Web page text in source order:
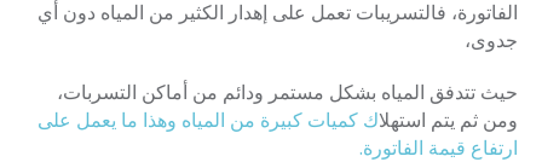
الفاتورة، فالتسريبات تعمل على إهدار الكثير من المياه دون أي
جدوى،
حيث تتدفق المياه بشكل مستمر ودائم من أماكن التسربات،
ومن ثم يتم استهلاك كميات كبيرة من المياه وهذا ما يعمل على
ارتفاع قيمة الفاتورة.